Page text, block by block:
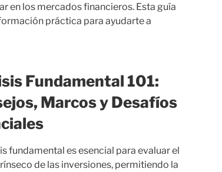
en los mercados financieros. Esta guía
práctica para ayudarte a
Fundamental 101:
Marcos y Desafíos
fundamental es esencial para evaluar el
de las inversiones, permitiendo la